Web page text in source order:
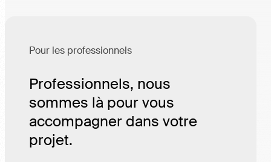
Pour les professionnels
Professionnels, nous
sommes là pour vous
accompagner dans votre
projet.